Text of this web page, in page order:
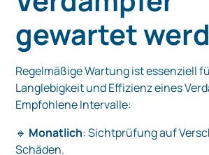
gewartet
Regelmäßige Wartung ist essenziell
Langlebigkeit und Effizienz eines
Empfohlene Intervalle:
🔹 Monatlich: Sichtprüfung auf
Schäden.